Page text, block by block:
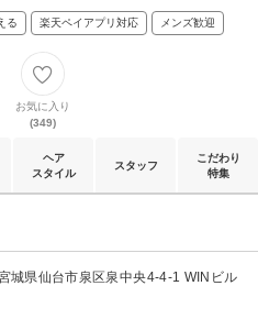
る 楽天ペイアプリ対応 メンズ歓迎
お気に入り
(349)
ヘア
スタイル
スタッフ
こだわり
特集
城県仙台市泉区泉中央4-4-1 WINビル